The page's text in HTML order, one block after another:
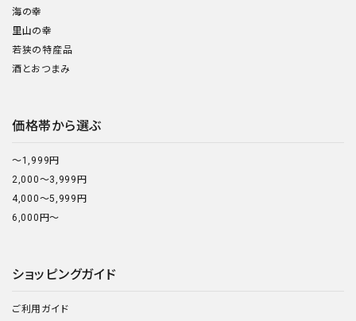
海の幸
里山の幸
若狭の特産品
酒とおつまみ
価格帯から選ぶ
～1,999円
2,000～3,999円
4,000～5,999円
6,000円～
ショッピングガイド
ご利用ガイド